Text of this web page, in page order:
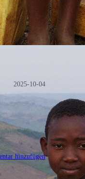
2025-10-04
hinzufügen